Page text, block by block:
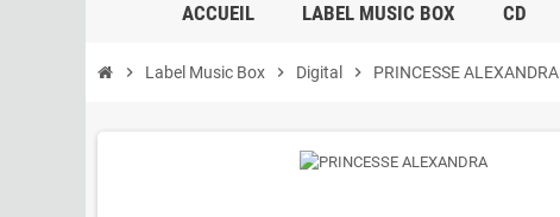
ACCUEIL LABEL MUSIC BOX CD
chevron_right Label Music Box chevron_right Digital chevron_right PRINCESSE ALEXANDRA